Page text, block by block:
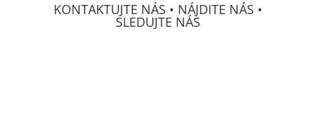
KONTAKTUJTE NÁS • NÁJDITE NÁS •
SLEDUJTE NÁS